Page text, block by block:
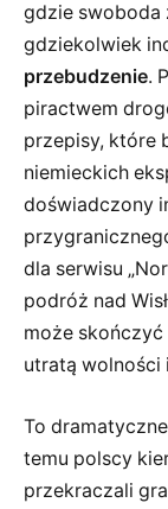
gdzie swoboda
gdziekolwiek
przebudzenie.
piractwem
przepisy, które
niemieckich
doświadczony
dla serwisu
podróż nad
może
utratą wolności
To
temu polscy
przekraczali